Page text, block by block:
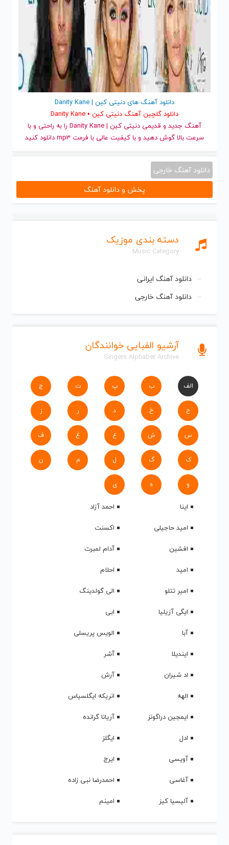
دسته بندی موزیک
Music Category
دانلود آهنگ ایرانی
دانلود آهنگ خارجی
آرشیو الفبایی خوانندگان
Singers Alphabet Archive
الف ب پ ت ج
ح خ د ر ز
س ش ع غ ف
ک گ ل م ن
و ه ی
اینا
احمد آزاد
امید حاجیلی
اکسنت
افشین
آدام لمبرت
امید
احلام
امیر تتلو
الی گولدینگ
ایگی آزیلیا
ابی
آبا
الویس پریسلی
ایندیلا
آشر
اد شیران
آرش
الهه
انریکه ایگلسیاس
ایمجین دراگونز
آریانا گرانده
ادل
ایگلز
آویسی
ایرج
آغاسی
احمدرضا نبی زاده
آلیسیا کیز
امینم
دانلود آهنگ های دنیتی کین | Danity Kane
دانلود گلچین آهنگ دنیتی کین • Danity Kane
آهنگ جدید
و قدیمی دنیتی کین | Danity Kane را به راحتی و با
سرعت بالا گوش دهید و با کیفیت عالی با فرمت mp3 دانلود کنید
دانلود آهنگ خارجی
پخش و دانلود آهنگ